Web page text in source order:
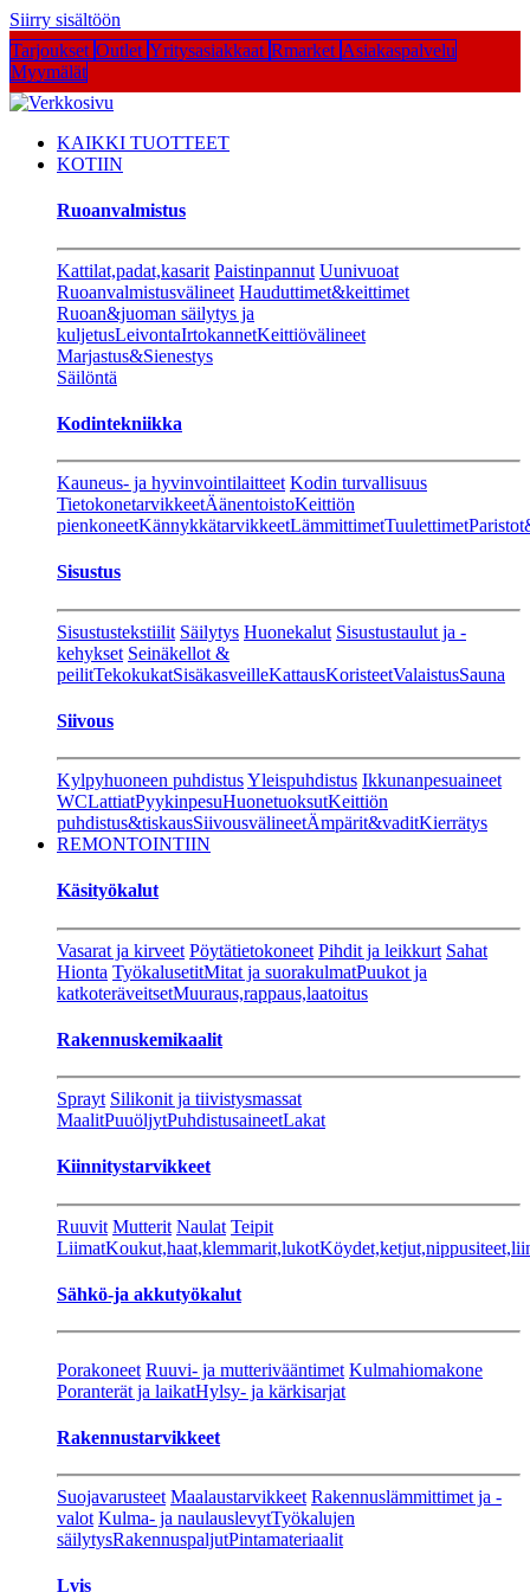
Siirry sisältöön
Tarjoukset Outlet Yritysasiakkaat Rmarket Asiakaspalvelu
Myymälät
KAIKKI TUOTTEET
KOTIIN
Ruoanvalmistus
Kattilat,padat,kasarit Paistinpannut Uunivuoat
Ruoanvalmistusvälineet Hauduttimet&keittimet
Ruoan&juoman säilytys ja
kuljetusLeivontaIrtokannetKeittiövälineet
Marjastus&Sienestys
Säilöntä
Kodintekniikka
Kauneus- ja hyvinvointilaitteet Kodin turvallisuus
TietokonetarvikkeetÄänentoistoKeittiön
pienkoneetKännykkätarvikkeetLämmittimetTuulettimet
Sisustus
Sisustustekstiilit Säilytys Huonekalut Sisustustaulut ja -
kehykset Seinäkellot &
peilitTekokukatSisäkasveilleKattausKoristeetValaistusSauna
Siivous
Kylpyhuoneen puhdistusYleispuhdistus Ikkunanpesuaineet
WCLattiatPyykinpesuHuonetuoksutKeittiön
puhdistus&tiskausSiivousvälineetÄmpärit&vaditKierrätys
REMONTOINTIIN
Käsityökalut
Vasarat ja kirveet Pöytätietokoneet Pihdit ja leikkurt Sahat
Hionta TyökalusetitMitat ja suorakulmatPuukot ja
katkoteräveitsetMuuraus,rappaus,laatoitus
Rakennuskemikaalit
Sprayt Silikonit ja tiivistysmassat
MaalitPuuöljytPuhdistusaineetLakat
Kiinnitystarvikkeet
Ruuvit Mutterit Naulat Teipit
LiimatKoukut,haat,klemmarit,lukot
Sähkö-ja akkutyökalut
Porakoneet Ruuvi- ja mutterivääntimet Kulmahiomakone
Poranterät ja laikatHylsy- ja kärkisarjat
Rakennustarvikkeet
Suojavarusteet Maalaustarvikkeet Rakennuslämmittimet ja -
valot Kulma- ja naulauslevytTyökalujen
säilytysRakennuspaljutPintamateriaalit
Lvis